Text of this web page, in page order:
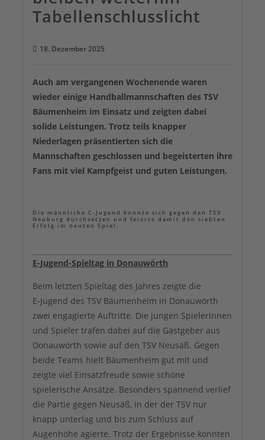
Tabellenschlusslicht
18. Dezember 2025
Auch am vergangenen Wochenende waren
wieder einige Handballmannschaften des TSV
Bäumenheim im Einsatz und zeigten dabei
solide Leistungen. Trotz teils knapper
Niederlagen präsentierten sich die
Mannschaften geschlossen und begeisterten ihre
Fans mit viel Kampfgeist und guten Leistungen.
Die männliche C-Jugend konnte sich gegen den TSV
Neuburg durchsetzen und feierte damit den siebten
Erfolg im neuten Spiel.
E-Jugend-Spieltag in Donauwörth
Beim letzten Spieltag des Jahres zeigte die
E‑Jugend des TSV Bäumenheim in Donauwörth
zwei engagierte Auftritte. Die jungen Spielerinnen
und Spieler trafen dabei auf die Gastgeber aus
Donauwörth sowie auf den TSV Neusäß. Gegen
beide Teams hielt Bäumenheim gut mit und
zeigte viel Einsatzfreude sowie schöne
spielerische Ansätze. Besonders spannend verlief
die Partie gegen Neusäß, in der der TSV nur
knapp unterlag und bis zum Schluss auf
Augenhöhe agierte. Trotz der Ergebnisse konnten